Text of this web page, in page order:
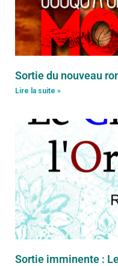
Sortie du nouveau
Lire la suite »
Sortie imminente :